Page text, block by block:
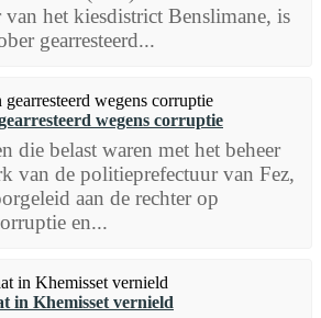
van het kiesdistrict Benslimane, is
gearresteerd...
wegens corruptie
die belast waren met het beheer
van de politieprefectuur van Fez,
aan de rechter op
en...
in Khemisset vernield